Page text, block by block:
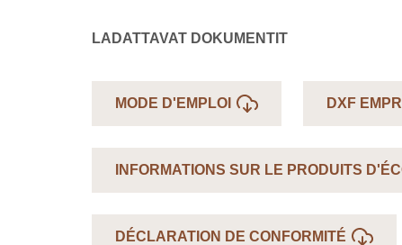
LADATTAVAT DOKUMENTIT
MODE D'EMPLOI DXF
INFORMATIONS SUR LE PRODUITS
DÉCLARATION DE CONFORMITÉ